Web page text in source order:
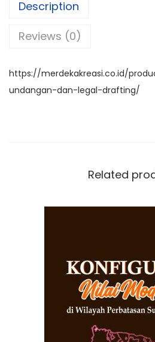
o
o
k
A
p m
Description
Reviews (0)
https://merdekakreasi.co.id/
undangan-dan-legal-drafting/
Related